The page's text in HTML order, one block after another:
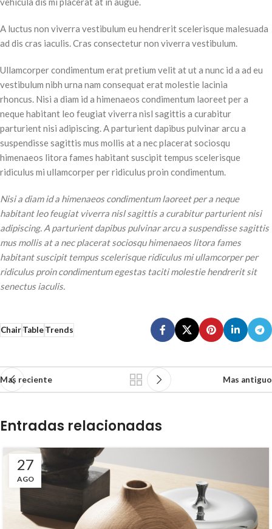
A luctus non viverra vestibulum eu hendrerit scelerisque malesuada
ad dis cras iaculis. Cras consectetur non viverra vestibulum.
Ullamcorper condimentum erat pretium velit at ut a nunc id a ad eu
vestibulum nibh urna nam consequat erat molestie lacinia
rhoncus. Nisi a diam id a himenaeos condimentum laoreet per a
neque habitant leo feugiat viverra nisl sagittis a curabitur
parturient nisi adipiscing. A parturient dapibus pulvinar arcu a
suspendisse sagittis mus mollis at a nec placerat sociosqu
himenaeos litora fames habitant suscipit tempus scelerisque
ridiculus mi ullamcorper per ridiculus proin condimentum.
Nisi a diam id a himenaeos condimentum laoreet per a neque
habitant leo feugiat viverra nisl sagittis a curabitur parturient nisi
adipiscing. A parturient dapibus pulvinar arcu a suspendisse sagittis
mus mollis at a nec placerat sociosqu himenaeos litora fames
habitant suscipit tempus scelerisque ridiculus mi ullamcorper per
ridiculus proin condimentum egestas taciti molestie hendrerit sit
senectus iaculis.
ChairTableTrends
Mas reciente Mas antiguo
Entradas relacionadas
27
AGO